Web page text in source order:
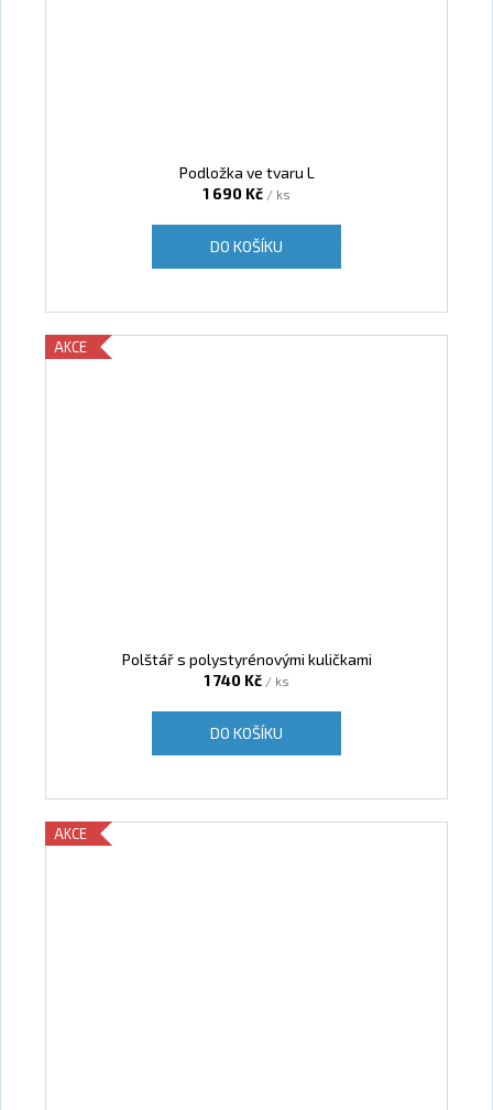
Podložka ve tvaru L
1 690 Kč / ks
DO KOŠÍKU
AKCE
Polštář s polystyrénovými kuličkami
1 740 Kč / ks
DO KOŠÍKU
AKCE